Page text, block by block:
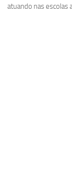
atuando nas escolas